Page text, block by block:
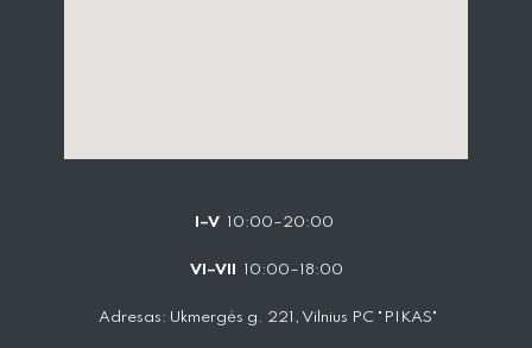
I–V 10:00–20:00
VI–VII 10:00–18:00
Adresas: Ukmergės g. 221, Vilnius PC "PIKAS"